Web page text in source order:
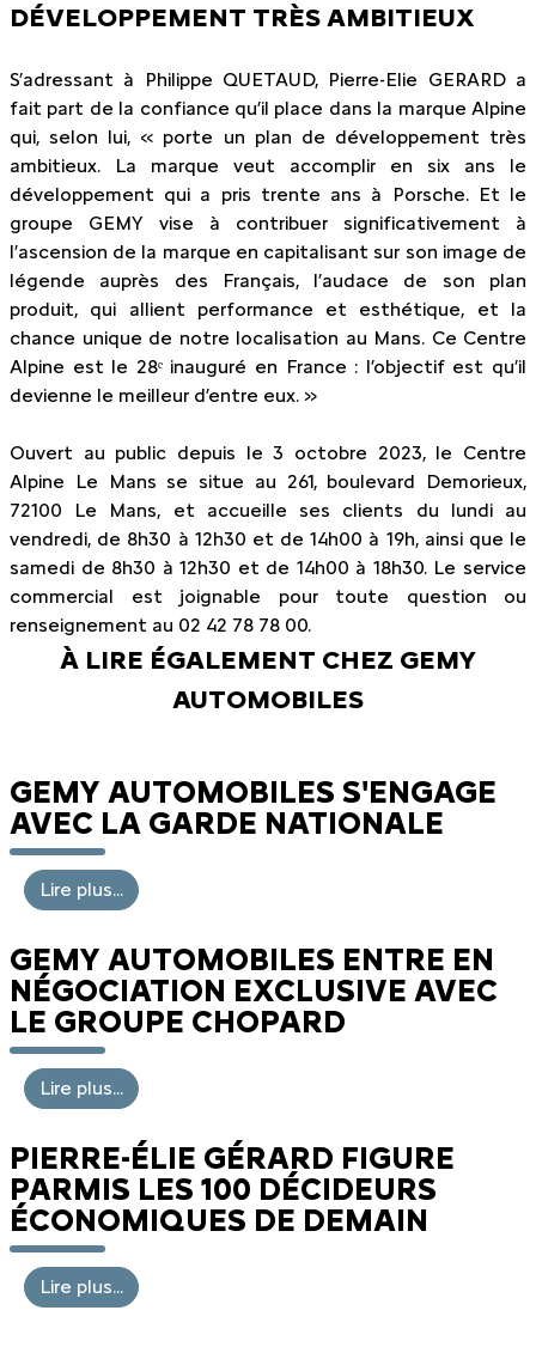
DÉVELOPPEMENT TRÈS AMBITIEUX
S’adressant à Philippe QUETAUD, Pierre-Elie GERARD a
fait part de la confiance qu’il place dans la marque Alpine
qui, selon lui, « porte un plan de développement très
ambitieux. La marque veut accomplir en six ans le
développement qui a pris trente ans à Porsche. Et le
groupe GEMY vise à contribuer significativement à
l’ascension de la marque en capitalisant sur son image de
légende auprès des Français, l’audace de son plan
produit, qui allient performance et esthétique, et la
chance unique de notre localisation au Mans. Ce Centre
Alpine est le 28ᵉ inauguré en France : l’objectif est qu’il
devienne le meilleur d’entre eux. »
Ouvert au public depuis le 3 octobre 2023, le Centre
Alpine Le Mans se situe au 261, boulevard Demorieux,
72100 Le Mans, et accueille ses clients du lundi au
vendredi, de 8h30 à 12h30 et de 14h00 à 19h, ainsi que le
samedi de 8h30 à 12h30 et de 14h00 à 18h30. Le service
commercial est joignable pour toute question ou
renseignement au 02 42 78 78 00.
À LIRE ÉGALEMENT CHEZ GEMY
AUTOMOBILES
GEMY AUTOMOBILES S'ENGAGE
AVEC LA GARDE NATIONALE
Lire plus...
GEMY AUTOMOBILES ENTRE EN
NÉGOCIATION EXCLUSIVE AVEC
LE GROUPE CHOPARD
Lire plus...
PIERRE-ÉLIE GÉRARD FIGURE
PARMIS LES 100 DÉCIDEURS
ÉCONOMIQUES DE DEMAIN
Lire plus...